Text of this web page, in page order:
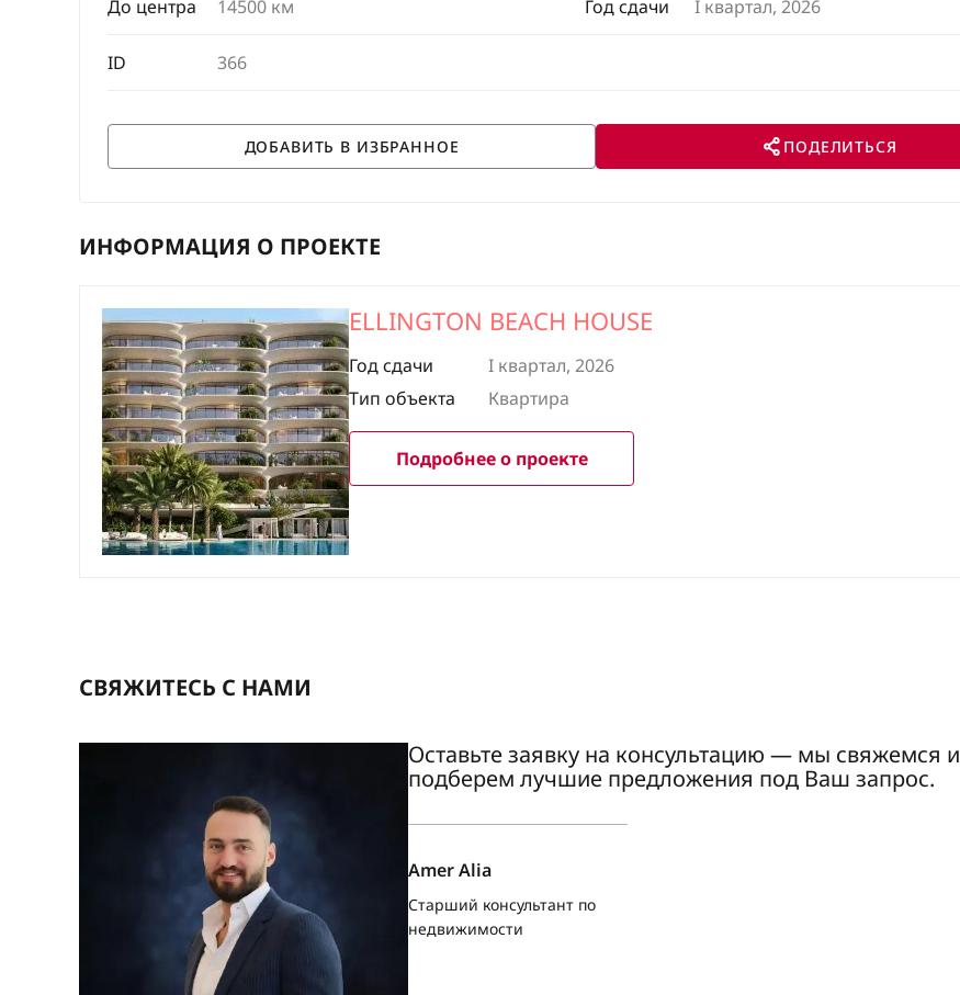
До центра 14500 км Год сдачи I квартал, 2026
ID 366
ПОДЕЛИТЬСЯ
ИНФОРМАЦИЯ О ПРОЕКТЕ
ELLINGTON BEACH HOUSE
Год сдачи
I квартал, 2026
Тип объекта
Квартира
Подробнее о проекте
СВЯЖИТЕСЬ С НАМИ
Оставьте заявку на консультацию — мы свяжемся и
подберем лучшие предложения под Ваш запрос.
Amer Alia
Старший консультант по
недвижимости